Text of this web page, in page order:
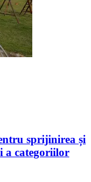
sprijinirea și
a categoriilor